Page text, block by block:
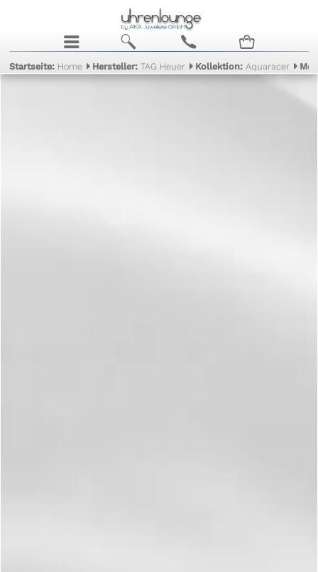
j b c n
Startseite: Home Hersteller:TAG Heuer Kollektion: Aquaracer